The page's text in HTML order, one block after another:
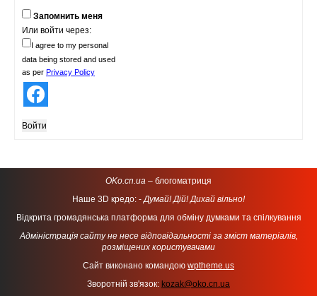
Запомнить меня
Или войти через:
I agree to my personal
data being stored and used
as per Privacy Policy
Войти
OKo.cn.ua – блогоматриця
Наше 3D кредо: -Думай! Дій! Дихай вільно!
Відкрита громадянська платформа для обміну думками та спілкування
Адміністрація сайту не несе відповідальності за зміст матеріалів,
розміщених користувачами
Сайт виконано командою wptheme.us
Зворотній зв'язок: kozak@oko.cn.ua